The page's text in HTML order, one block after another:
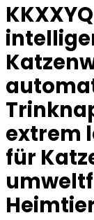
extrem
für